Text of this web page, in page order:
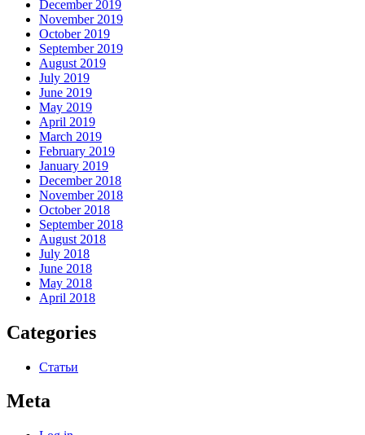
December 2019
November 2019
October 2019
September 2019
August 2019
July 2019
June 2019
May 2019
April 2019
March 2019
February 2019
January 2019
December 2018
November 2018
October 2018
September 2018
August 2018
July 2018
June 2018
May 2018
April 2018
Categories
Статьи
Meta